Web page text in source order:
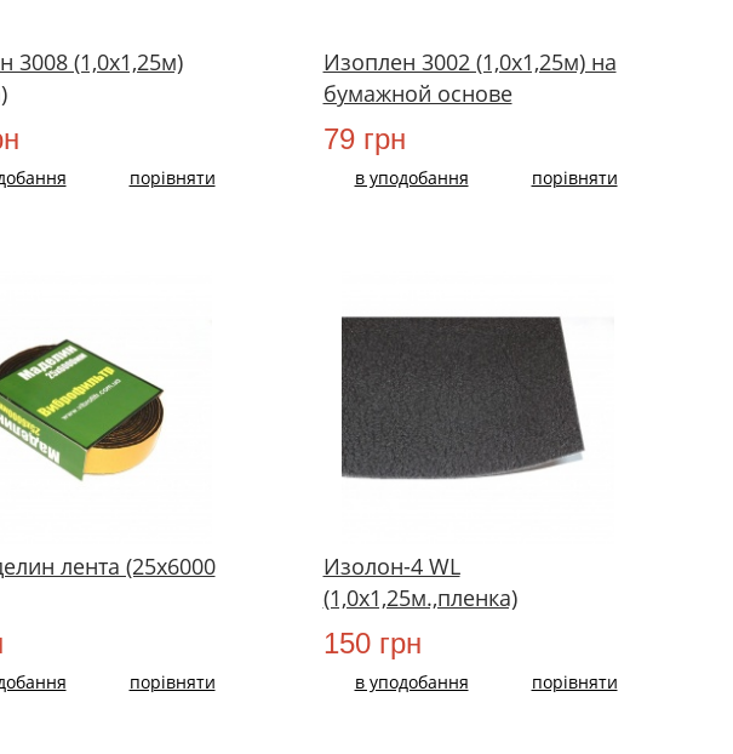
3008 (1,0х1,25м)
порівняти
Изоплен 3002 (1,0х1,25м) на
бумажной основе
79 грн
в уподобання порівняти
лента (25х6000
порівняти
Изолон-4 WL
(1,0х1,25м.,пленка)
150 грн
в уподобання порівняти